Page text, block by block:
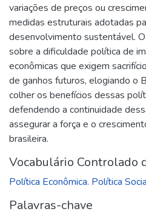
variações de preços ou
medidas estruturais adotadas
desenvolvimento sustentável.
sobre a dificuldade política de
econômicas que exigem
de ganhos futuros, elogiando o
colher os benefícios dessas
defendendo a continuidade
assegurar a força e o
brasileira.
Vocabulário Controlado
Política Econômica. Política
Palavras-chave